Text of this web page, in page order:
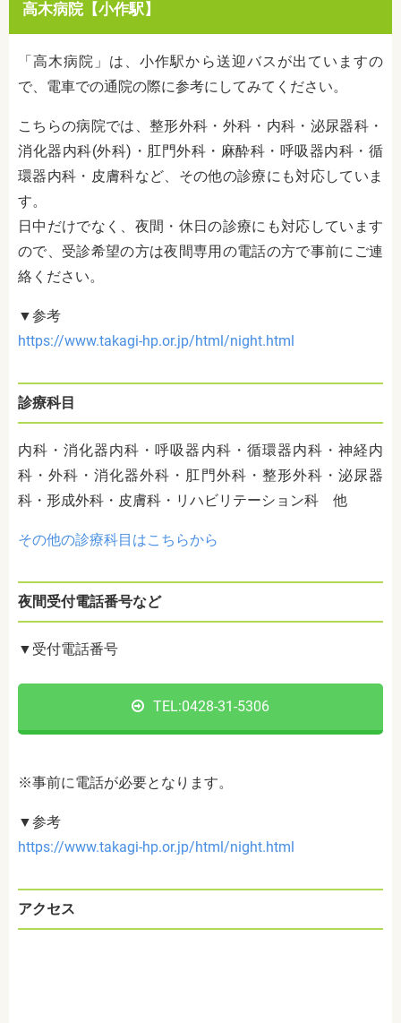
高木病院【小作駅】
「高木病院」は、小作駅から送迎バスが出ていますの
で、電車での通院の際に参考にしてみてください。
こちらの病院では、整形外科・外科・内科・泌尿器科・
消化器内科(外科)・肛門外科・麻酔科・呼吸器内科・循
環器内科・皮膚科など、その他の診療にも対応していま
す。
日中だけでなく、夜間・休日の診療にも対応しています
ので、受診希望の方は夜間専用の電話の方で事前にご連
絡ください。
▼参考
https://www.takagi-hp.or.jp/html/night.html
診療科目
内科・消化器内科・呼吸器内科・循環器内科・神経内
科・外科・消化器外科・肛門外科・整形外科・泌尿器
科・形成外科・皮膚科・リハビリテーション科 他
その他の診療科目はこちらから
夜間受付電話番号など
▼受付電話番号
TEL:0428-31-5306
※事前に電話が必要となります。
▼参考
https://www.takagi-hp.or.jp/html/night.html
アクセス